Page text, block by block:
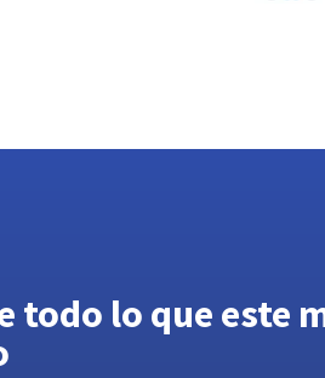
todo lo que este